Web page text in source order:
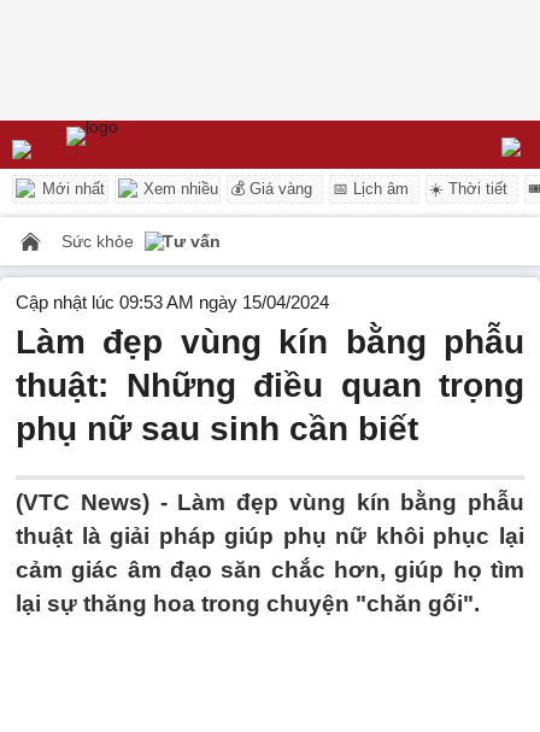
Mới nhất Xem nhiều 💰 Giá vàng 📅 Lịch âm ☀️ Thời tiết
Sức khỏe Tư vấn
Cập nhật lúc 09:53 AM ngày 15/04/2024
Làm đẹp vùng kín bằng phẫu
thuật: Những điều quan trọng
phụ nữ sau sinh cần biết
(VTC News) - Làm đẹp vùng kín bằng phẫu
thuật là giải pháp giúp phụ nữ khôi phục lại
cảm giác âm đạo săn chắc hơn, giúp họ tìm
lại sự thăng hoa trong chuyện "chăn gối".